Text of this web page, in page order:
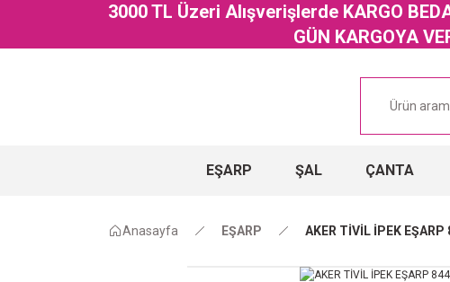
3000 TL Üzeri Alışverişlerde KARGO
GÜN KARGOYA
EŞARP ŞAL ÇANTA
Anasayfa EŞARP AKER TİVİL İPEK